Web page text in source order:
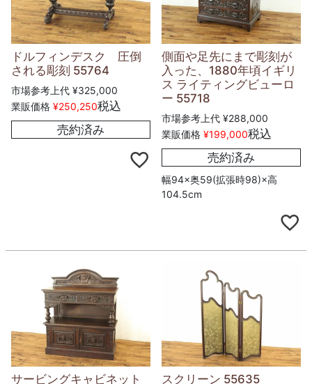
ドルフィンデスク 圧倒
される彫刻 55764
市場参考上代 ¥325,000
業販価格 ¥250,250税込
売約済み
側面や足先にまで彫刻が
入った、1880年頃イギリ
ス ライティングビューロ
ー 55718
市場参考上代 ¥288,000
業販価格 ¥199,000税込
売約済み
幅94×奥59(拡張時98)×高
104.5cm
サービングキャビネット
スクリーン 55635